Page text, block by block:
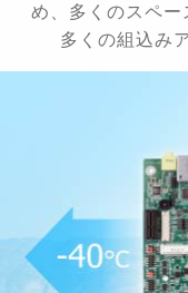
め、多くのスペ
多くの組込み